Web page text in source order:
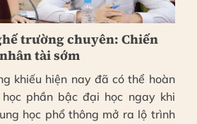
trường chuyên: Chiến
tài sớm
khiếu hiện nay đã có thể hoàn
phần bậc đại học ngay khi
học phổ thông mở ra lộ trình